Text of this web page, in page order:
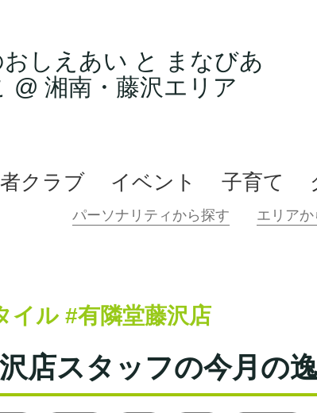
しえあい と まなびあ
@ 湘南・藤沢エリア
クラブ イベント 子育て
イル #有隣堂藤沢店
店スタッフの今月の